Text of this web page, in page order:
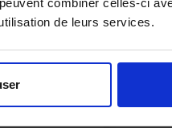
combiner celles-ci
de leurs services.
pour